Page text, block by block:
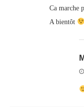
Ca marche
A bientôt